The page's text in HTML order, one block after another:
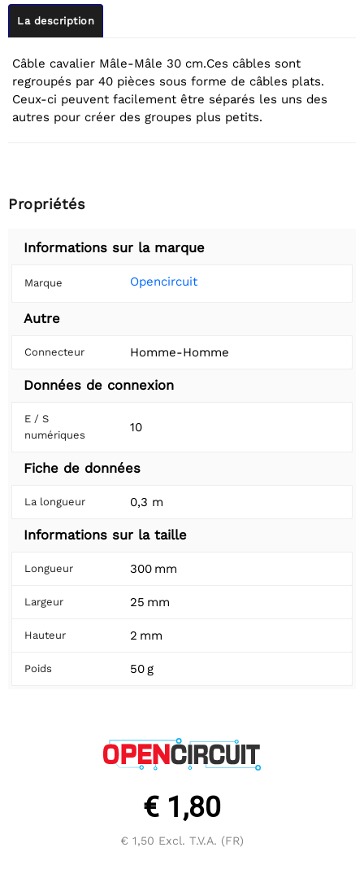
La description
Câble cavalier Mâle-Mâle 30 cm.Ces câbles sont
regroupés par 40 pièces sous forme de câbles plats.
Ceux-ci peuvent facilement être séparés les uns des
autres pour créer des groupes plus petits.
Propriétés
Informations sur la marque
Marque Opencircuit
Autre
Connecteur Homme-Homme
Données de connexion
E / S
numériques
10
Fiche de données
La longueur 0,3 m
Informations sur la taille
Longueur 300 mm
Largeur 25 mm
Hauteur 2 mm
Poids 50 g
€ 1,80
€ 1,50 Excl. T.V.A. (FR)